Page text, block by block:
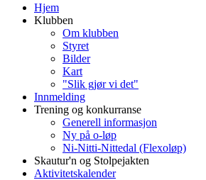
Hjem
Klubben
Om klubben
Styret
Bilder
Kart
"Slik gjør vi det"
Innmelding
Trening og konkurranse
Generell informasjon
Ny på o-løp
Ni-Nitti-Nittedal (Flexoløp)
Skautur'n og Stolpejakten
Aktivitetskalender